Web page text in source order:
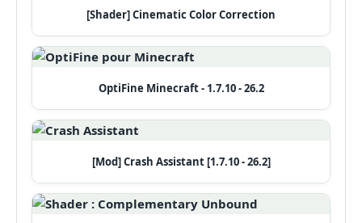
[Shader] Cinematic Color Correction
OptiFine Minecraft - 1.7.10 - 26.2
[Mod] Crash Assistant [1.7.10 - 26.2]